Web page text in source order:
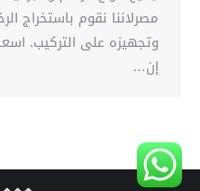
مصرلاننا نقوم باستخراج
وتجهيزه على التركيب.
إن…